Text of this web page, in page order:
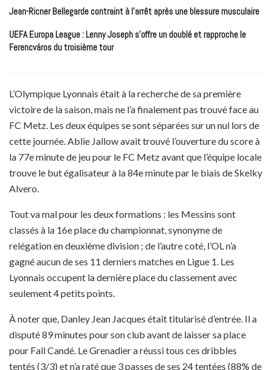
Jean-Ricner Bellegarde contraint à l’arrêt après une blessure musculaire
UEFA Europa League : Lenny Joseph s’offre un doublé et rapproche le
Ferencváros du troisième tour
L’Olympique Lyonnais était à la recherche de sa première
victoire de la saison, mais ne l’a finalement pas trouvé face au
FC Metz. Les deux équipes se sont séparées sur un nul lors de
cette journée. Ablie Jallow avait trouvé l’ouverture du score à
la 77e minute de jeu pour le FC Metz avant que l’équipe locale
trouve le but égalisateur à la 84e minute par le biais de Skelky
Alvero.
Tout va mal pour les deux formations : les Messins sont
classés à la 16e place du championnat, synonyme de
relégation en deuxième division ; de l’autre coté, l’OL n’a
gagné aucun de ses 11 derniers matches en Ligue 1. Les
Lyonnais occupent la dernière place du classement avec
seulement 4 petits points.
À noter que, Danley Jean Jacques était titularisé d’entrée. Il a
disputé 89 minutes pour son club avant de laisser sa place
pour Fall Candé. Le Grenadier a réussi tous ces dribbles
tentés (3/3) et n’a raté que 3 passes de ses 24 tentées (88% de